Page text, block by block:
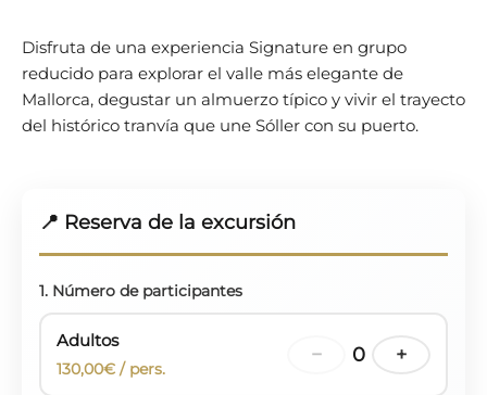
Disfruta de una experiencia Signature en grupo
reducido para explorar el valle más elegante de
Mallorca, degustar un almuerzo típico y vivir el trayecto
del histórico tranvía que une Sóller con su puerto.
📍 Reserva de la excursión
1. Número de participantes
Adultos
130,00€ / pers.
− 0 +